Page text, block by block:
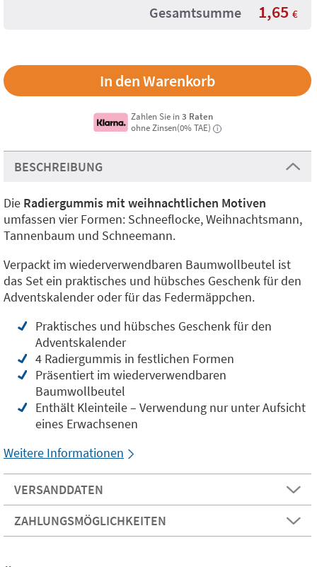
Gesamtsumme 1,65 €
Zahlen Sie in3 Raten
ohne Zinsen(0% TAE)
i
BESCHREIBUNG
Die Radiergummis mit weihnachtlichen Motiven
umfassen vier Formen: Schneeflocke, Weihnachtsmann,
Tannenbaum und Schneemann.
Verpackt im wiederverwendbaren Baumwollbeutel ist
das Set ein praktisches und hübsches Geschenk für den
Adventskalender oder für das Federmäppchen.
Praktisches und hübsches Geschenk für den
Adventskalender
4 Radiergummis in festlichen Formen
Präsentiert im wiederverwendbaren
Baumwollbeutel
Enthält Kleinteile – Verwendung nur unter Aufsicht
eines Erwachsenen
Weitere Informationen
VERSANDDATEN
ZAHLUNGSMÖGLICHKEITEN